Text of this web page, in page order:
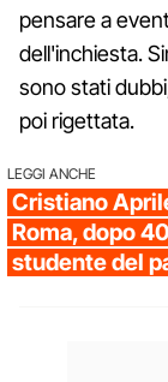
pensare a
dell'inchiesta.
sono stati
poi rigettata.
LEGGI ANCHE
Cristiano
Roma, dopo
studente del